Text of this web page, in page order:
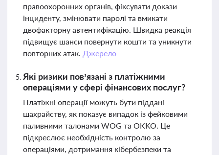
правоохоронних органів, фіксувати докази
інциденту, змінювати паролі та вмикати
двофакторну автентифікацію. Швидка реакція
підвищує шанси повернути кошти та уникнути
повторних атак. Джерело
Які ризики пов’язані з платіжними
операціями у сфері фінансових послуг?
Платіжні операції можуть бути піддані
шахрайству, як показує випадок із фейковими
паливними талонами WOG та OKKO. Це
підкреслює необхідність контролю за
операціями, дотримання кібербезпеки та